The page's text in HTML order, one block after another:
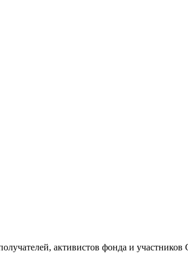
активистов фонда и